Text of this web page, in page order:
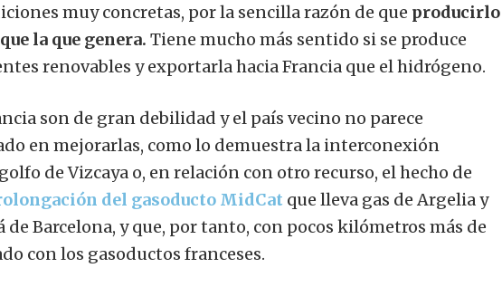
muy concretas, por la sencilla razón de que producirlo
la que genera. Tiene mucho más sentido si se produce
renovables y exportarla hacia Francia que el hidrógeno.
son de gran debilidad y el país vecino no parece
en mejorarlas, como lo demuestra la interconexión
de Vizcaya o, en relación con otro recurso, el hecho de
del gasoducto MidCat que lleva gas de Argelia y
de Barcelona, y que, por tanto, con pocos kilómetros más de
con los gasoductos franceses.